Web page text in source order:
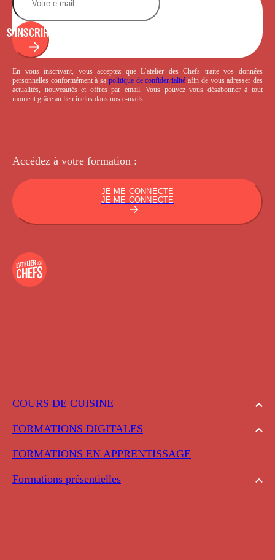
COURS DE CUISINE
FORMATIONS DIGITALES
FORMATIONS EN APPRENTISSAGE
Formations présentielles
S'INSCRIRE
En vous inscrivant, vous acceptez que L’atelier des Chefs traite vos données
personnelles conformément à sa politique de confidentialité afin de vous adresser des
actualités, nouveautés et offres par email. Vous pouvez vous désabonner à tout
moment grâce au lien inclus dans nos e-mails.
Accédez à votre formation :
JE ME CONNECTE
JE ME CONNECTE